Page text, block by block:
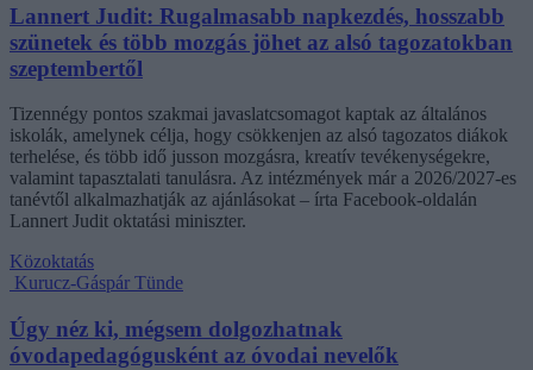
Lannert Judit: Rugalmasabb napkezdés, hosszabb
szünetek és több mozgás jöhet az alsó tagozatokban
szeptembertől
Tizennégy pontos szakmai javaslatcsomagot kaptak az általános
iskolák, amelynek célja, hogy csökkenjen az alsó tagozatos diákok
terhelése, és több idő jusson mozgásra, kreatív tevékenységekre,
valamint tapasztalati tanulásra. Az intézmények már a 2026/2027-es
tanévtől alkalmazhatják az ajánlásokat – írta Facebook-oldalán
Lannert Judit oktatási miniszter.
Közoktatás
Kurucz-Gáspár Tünde
Úgy néz ki, mégsem dolgozhatnak
óvodapedagógusként az óvodai nevelők